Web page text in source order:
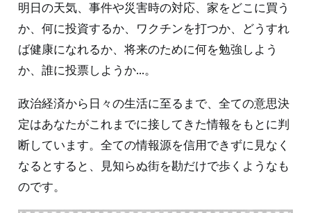
明日の天気、事件や災害時の対応、家をどこに買う
か、何に投資するか、ワクチンを打つか、どうすれ
ば健康になれるか、将来のために何を勉強しよう
か、誰に投票しようか...。
政治経済から日々の生活に至るまで、全ての意思決
定はあなたがこれまでに接してきた情報をもとに判
断しています。全ての情報源を信用できずに見なく
なるとすると、見知らぬ街を勘だけで歩くようなも
のです。